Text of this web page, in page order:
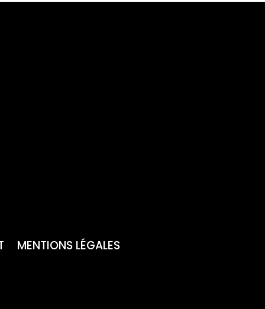
MENTIONS LÉGALES